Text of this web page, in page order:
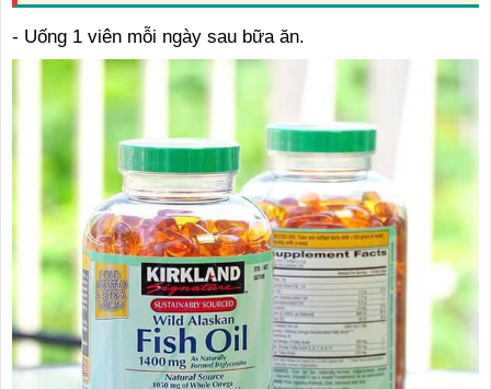
- Uống 1 viên mỗi ngày sau bữa ăn.